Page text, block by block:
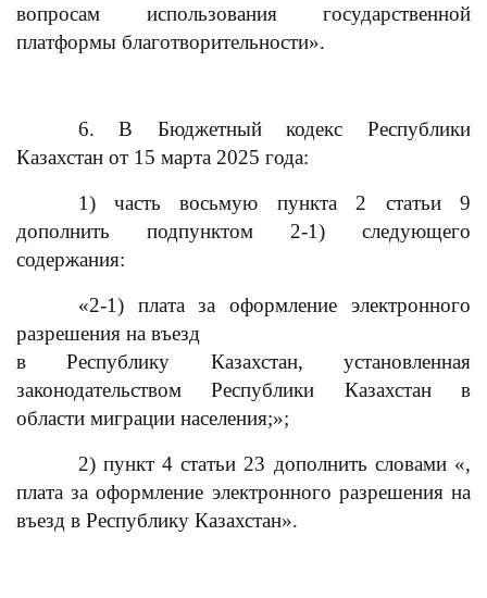
вопросам использования государственной
платформы благотворительности».
6. В Бюджетный кодекс Республики
Казахстан от 15 марта 2025 года:
1) часть восьмую пункта 2 статьи 9
дополнить подпунктом 2-1) следующего
содержания:
«2-1) плата за оформление электронного
разрешения на въезд
в Республику Казахстан, установленная
законодательством Республики Казахстан в
области миграции населения;»;
2) пункт 4 статьи 23 дополнить словами «,
плата за оформление электронного разрешения на
въезд в Республику Казахстан».